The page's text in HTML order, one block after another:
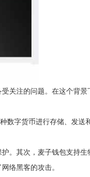
关注的问题。在这个背
数字货币进行存储、发送
。其次，麦子钱包支持生
络黑客的攻击。